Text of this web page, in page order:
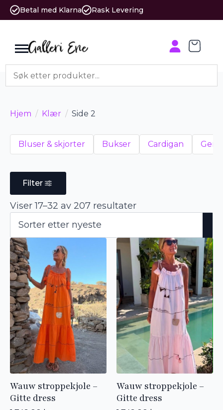
Betal med Klarna Rask Levering
Hjem Klær Side 2
Bluser & skjorter Bukser Cardigan
Filter
Viser 17–32 av 207 resultaterSortert
Wauw stroppekjole –
Gitte dress
Wauw stroppekjole –
Gitte dress